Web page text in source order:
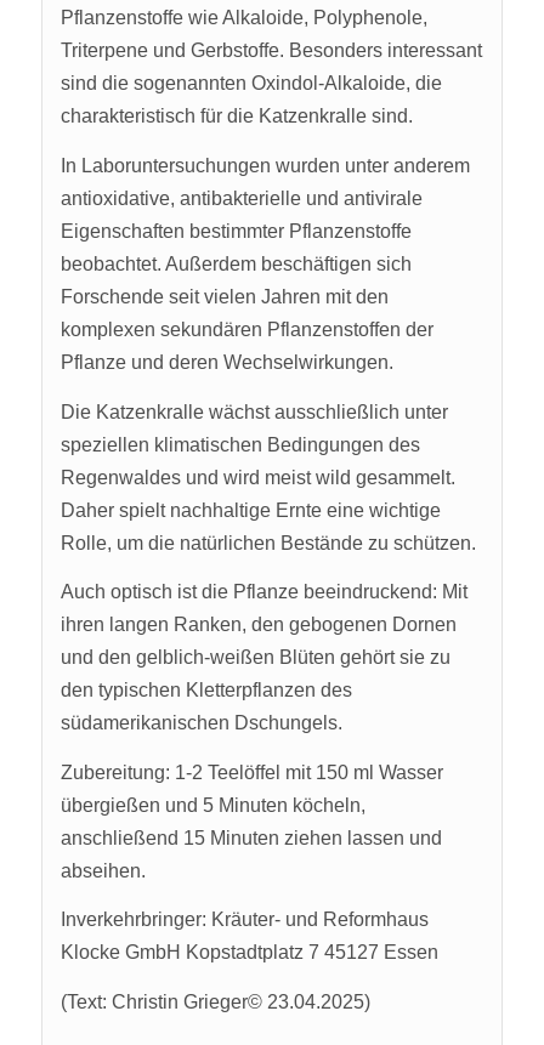
Pflanzenstoffe wie Alkaloide, Polyphenole,
Triterpene und Gerbstoffe. Besonders interessant
sind die sogenannten Oxindol-Alkaloide, die
charakteristisch für die Katzenkralle sind.
In Laboruntersuchungen wurden unter anderem
antioxidative, antibakterielle und antivirale
Eigenschaften bestimmter Pflanzenstoffe
beobachtet. Außerdem beschäftigen sich
Forschende seit vielen Jahren mit den
komplexen sekundären Pflanzenstoffen der
Pflanze und deren Wechselwirkungen.
Die Katzenkralle wächst ausschließlich unter
speziellen klimatischen Bedingungen des
Regenwaldes und wird meist wild gesammelt.
Daher spielt nachhaltige Ernte eine wichtige
Rolle, um die natürlichen Bestände zu schützen.
Auch optisch ist die Pflanze beeindruckend: Mit
ihren langen Ranken, den gebogenen Dornen
und den gelblich-weißen Blüten gehört sie zu
den typischen Kletterpflanzen des
südamerikanischen Dschungels.
Zubereitung: 1-2 Teelöffel mit 150 ml Wasser
übergießen und 5 Minuten köcheln,
anschließend 15 Minuten ziehen lassen und
abseihen.
Inverkehrbringer: Kräuter- und Reformhaus
Klocke GmbH Kopstadtplatz 7 45127 Essen
(Text: Christin Grieger© 23.04.2025)